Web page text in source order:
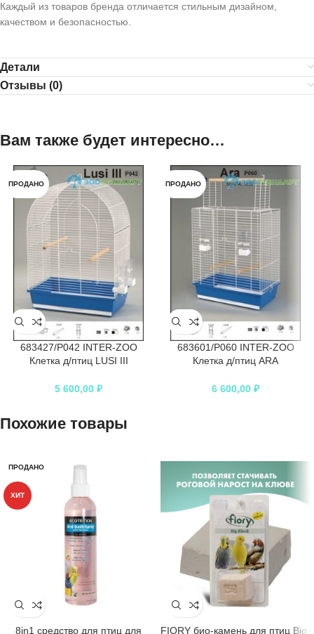
Каждый из товаров бренда отличается стильным дизайном,
качеством и безопасностью.
Детали
Отзывы (0)
Вам также будет интересно…
ПРОДАНО
683427/P042 INTER-ZOO
Клетка д/птиц LUSI III
5 600,00 ₽
ПРОДАНО
683601/P060 INTER-ZOO
Клетка д/птиц ARA
6 600,00 ₽
Похожие товары
ПРОДАНО
ХИТ
8in1 средство для птиц для FIORY био-камень для птиц Big-